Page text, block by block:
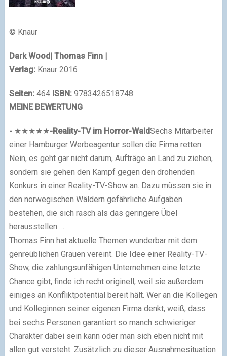
© Knaur
Dark Wood| Thomas Finn |
Verlag:Knaur 2016
Seiten:464 ISBN:9783426518748
MEINE BEWERTUNG
- ★★★★★-Reality-TV im Horror-WaldSechs Mitarbeiter
einer Hamburger Werbeagentur sollen die Firma retten.
Nein, es geht gar nicht darum, Aufträge an Land zu ziehen,
sondern sie gehen den Kampf gegen den drohenden
Konkurs in einer Reality-TV-Show an. Dazu müssen sie in
den norwegischen Wäldern gefährliche Aufgaben
bestehen, die sich rasch als das geringere Übel
herausstellen …
Thomas Finn hat aktuelle Themen wunderbar mit dem
genreüblichen Grauen vereint. Die Idee einer Reality-TV-
Show, die zahlungsunfähigen Unternehmen eine letzte
Chance gibt, finde ich recht originell, weil sie außerdem
einiges an Konfliktpotential bereit hält. Wer an die Kollegen
und Kolleginnen seiner eigenen Firma denkt, weiß, dass
bei sechs Personen garantiert so manch schwieriger
Charakter dabei sein kann oder man sich eben nicht mit
allen gut versteht. Zusätzlich zu dieser Ausnahmesituation